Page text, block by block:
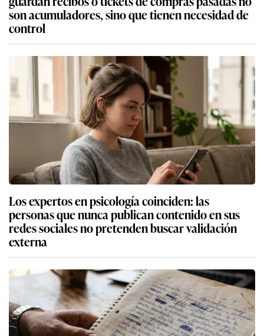
son acumuladores, sino que tienen necesidad de
control
Los expertos en psicología coinciden: las
personas que nunca publican contenido en sus
redes sociales no pretenden buscar validación
externa